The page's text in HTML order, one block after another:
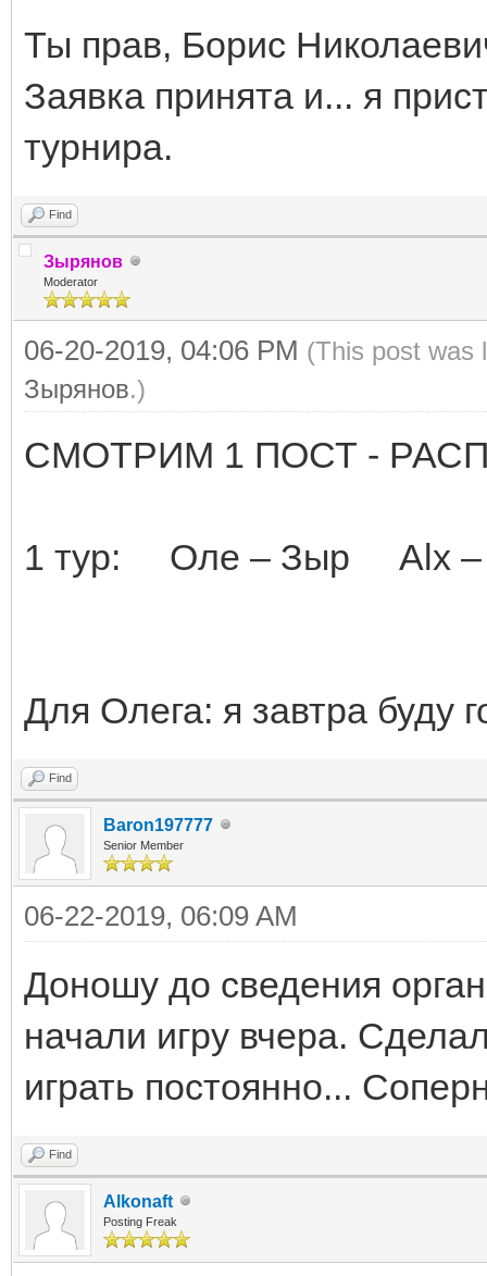
Ты прав, Борис
Заявка принята и... я
турнира.
Find
Зырянов
Moderator
06-20-2019, 04:06 PM (This post was
Зырянов.)
СМОТРИМ 1 ПОСТ -
1 тур: Оле – Зыр Alx
Для Олега: я завтра буду
Find
Baron197777
Senior Member
06-22-2019, 06:09 AM
Доношу до сведения
начали игру вчера.
играть постоянно...
Find
Alkonaft
Posting Freak